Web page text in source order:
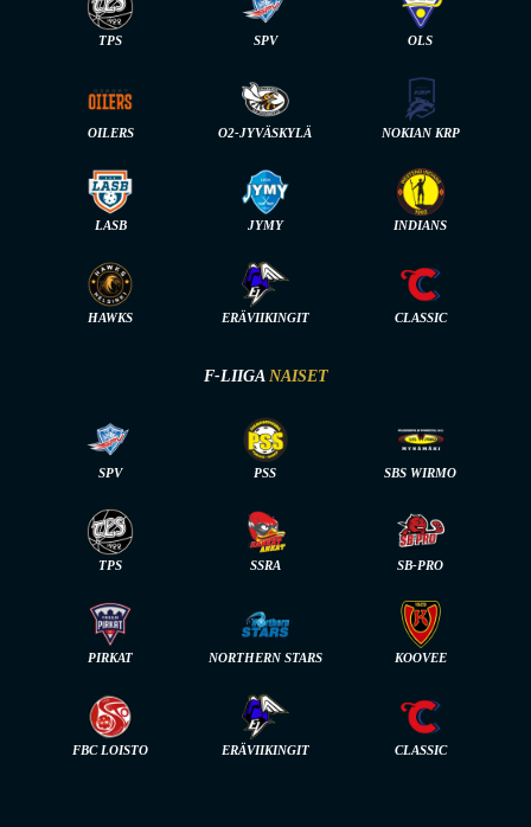
TPS SPV OLS
OILERS O2-JYVÄSKYLÄ NOKIAN KRP
LASB JYMY INDIANS
HAWKS ERÄVIIKINGIT CLASSIC
F-LIIGA NAISET
SPV PSS SBS WIRMO
TPS SSRA SB-PRO
PIRKAT NORTHERN STARS KOOVEE
FBC LOISTO ERÄVIIKINGIT CLASSIC